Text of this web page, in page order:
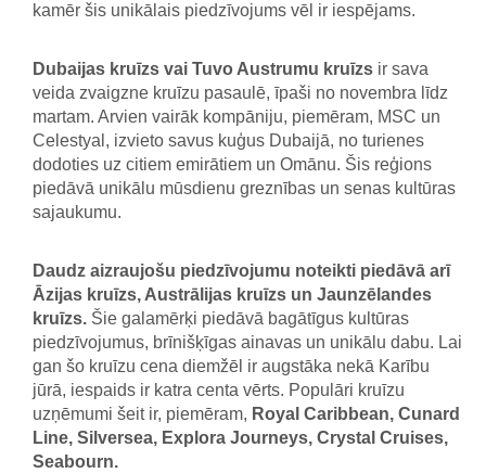
kamēr šis unikālais piedzīvojums vēl ir iespējams.
Dubaijas kruīzs vai Tuvo Austrumu kruīzs ir sava
veida zvaigzne kruīzu pasaulē, īpaši no novembra līdz
martam. Arvien vairāk kompāniju, piemēram, MSC un
Celestyal, izvieto savus kuģus Dubaijā, no turienes
dodoties uz citiem emirātiem un Omānu. Šis reģions
piedāvā unikālu mūsdienu greznības un senas kultūras
sajaukumu.
Daudz aizraujošu piedzīvojumu noteikti piedāvā arī
Āzijas kruīzs, Austrālijas kruīzs un Jaunzēlandes
kruīzs. Šie galamērķi piedāvā bagātīgus kultūras
piedzīvojumus, brīnišķīgas ainavas un unikālu dabu. Lai
gan šo kruīzu cena diemžēl ir augstāka nekā Karību
jūrā, iespaids ir katra centa vērts. Populāri kruīzu
uzņēmumi šeit ir, piemēram, Royal Caribbean, Cunard
Line, Silversea, Explora Journeys, Crystal Cruises,
Seabourn.